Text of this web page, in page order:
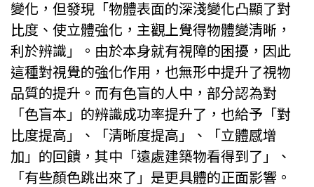
變化，但發現「物體表面的深淺變化凸顯了對
比度、使立體強化，主觀上覺得物體變清晰，
利於辨識」。由於本身就有視障的困擾，因此
這種對視覺的強化作用，也無形中提升了視物
品質的提升。而有色盲的人中，部分認為對
「色盲本」的辨識成功率提升了，也給予「對
比度提高」、「清晰度提高」、「立體感增
加」的回饋，其中「遠處建築物看得到了」、
「有些顏色跳出來了」是更具體的正面影響。